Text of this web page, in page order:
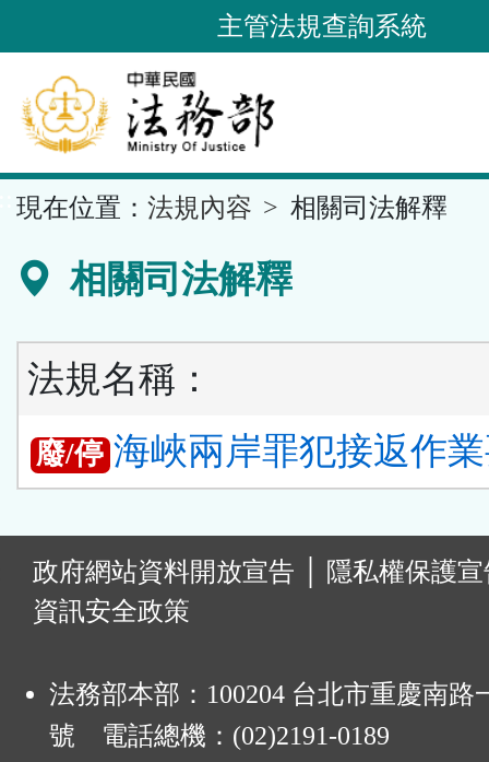
到
要
內
容
區
主管法規查詢系統
現在位置： 法規內容 相關司法解釋
相關司法解釋
法規名稱：
廢/停 海峽兩岸罪犯接返作
政府網站資料開放宣告
隱私權保護
資訊安全政策
法務部本部：100204 台北市重慶南路
號 電話總機：(02)2191-0189